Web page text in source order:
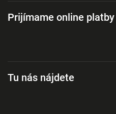
Prijímame online platby
Tu nás nájdete